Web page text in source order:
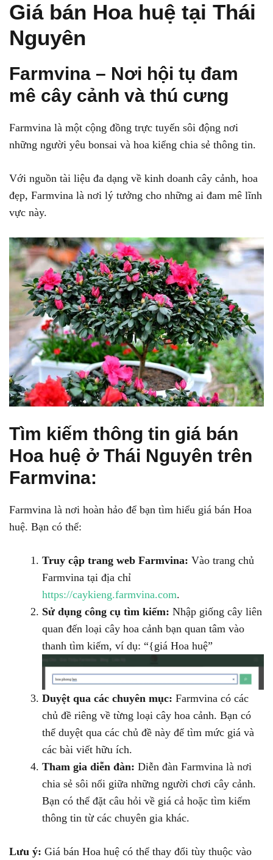
Giá bán Hoa huệ tại Thái
Nguyên
Farmvina – Nơi hội tụ đam
mê cây cảnh và thú cưng
Farmvina là một cộng đồng trực tuyến sôi động nơi
những người yêu bonsai và hoa kiểng chia sẻ thông tin.
Với nguồn tài liệu đa dạng về kinh doanh cây cảnh, hoa
đẹp, Farmvina là nơi lý tưởng cho những ai đam mê lĩnh
vực này.
Tìm kiếm thông tin giá bán
Hoa huệ ở Thái Nguyên trên
Farmvina:
Farmvina là nơi hoàn hảo để bạn tìm hiểu giá bán Hoa
huệ. Bạn có thể:
Truy cập trang web Farmvina: Vào trang chủ
Farmvina tại địa chỉ
https://caykieng.farmvina.com.
Sử dụng công cụ tìm kiếm: Nhập giống cây liên
quan đến loại cây hoa cảnh bạn quan tâm vào
thanh tìm kiếm, ví dụ: “{giá Hoa huệ”
Duyệt qua các chuyên mục: Farmvina có các
chủ đề riêng về từng loại cây hoa cảnh. Bạn có
thể duyệt qua các chủ đề này để tìm mức giá và
các bài viết hữu ích.
Tham gia diễn đàn: Diễn đàn Farmvina là nơi
chia sẻ sôi nổi giữa những người chơi cây cảnh.
Bạn có thể đặt câu hỏi về giá cả hoặc tìm kiếm
thông tin từ các chuyên gia khác.
Lưu ý: Giá bán Hoa huệ có thể thay đổi tùy thuộc vào